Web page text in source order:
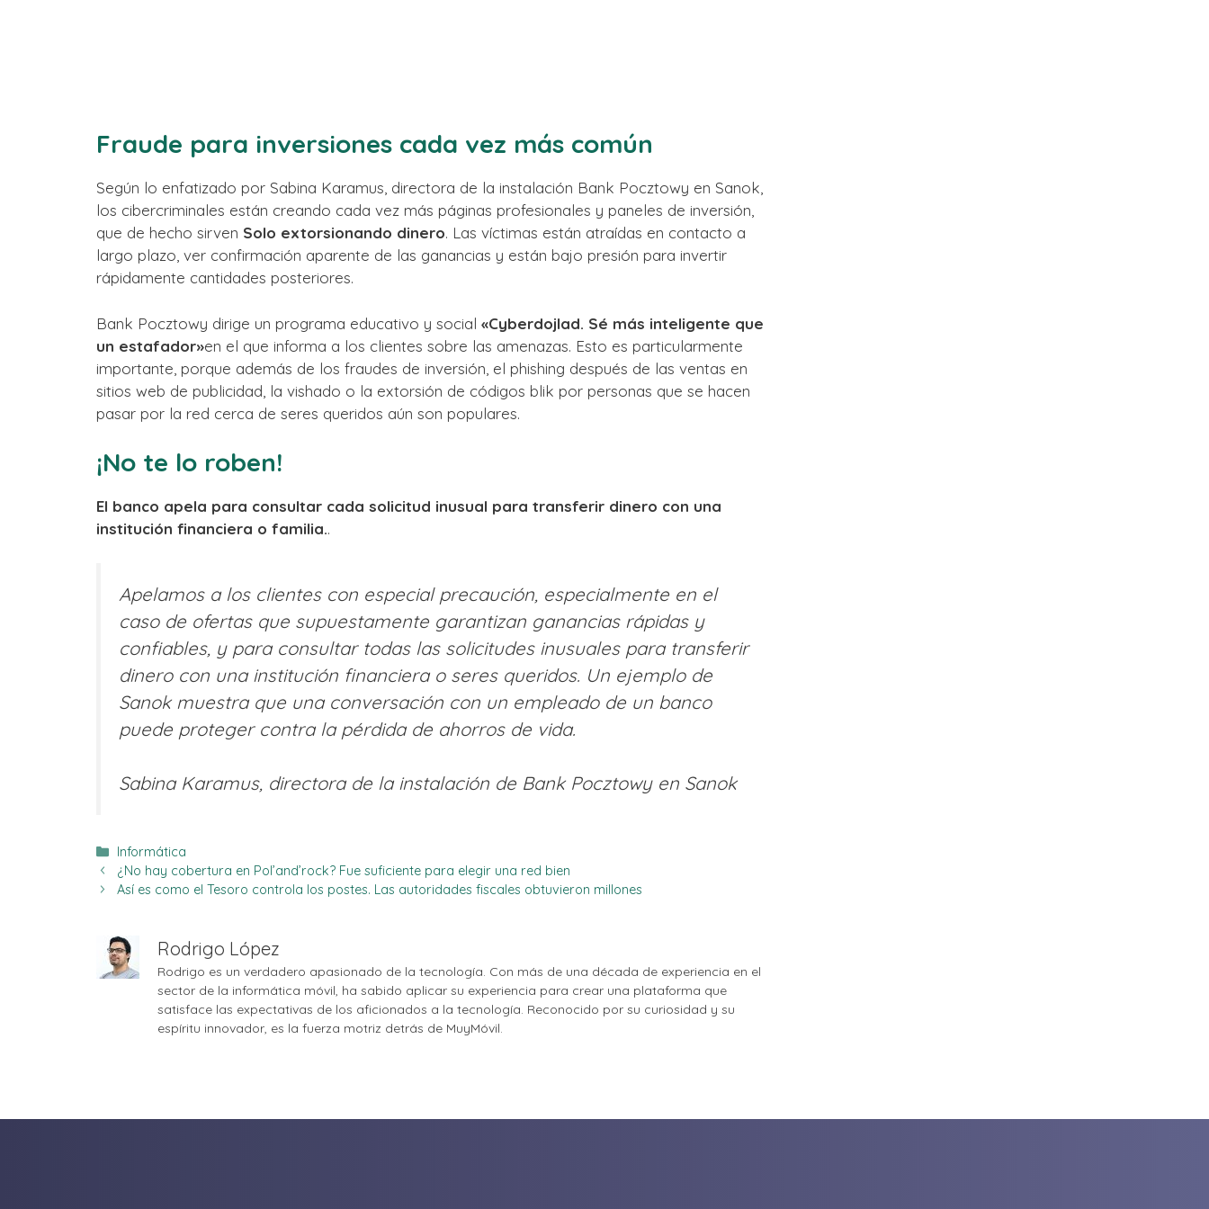
Fraude para inversiones cada vez más común
Según lo enfatizado por Sabina Karamus, directora de la instalación Bank Pocztowy en Sanok,
los cibercriminales están creando cada vez más páginas profesionales y paneles de inversión,
que de hecho sirven Solo extorsionando dinero. Las víctimas están atraídas en contacto a
largo plazo, ver confirmación aparente de las ganancias y están bajo presión para invertir
rápidamente cantidades posteriores.
Bank Pocztowy dirige un programa educativo y social «Cyberdojlad. Sé más inteligente que
un estafador»en el que informa a los clientes sobre las amenazas. Esto es particularmente
importante, porque además de los fraudes de inversión, el phishing después de las ventas en
sitios web de publicidad, la vishado o la extorsión de códigos blik por personas que se hacen
pasar por la red cerca de seres queridos aún son populares.
¡No te lo roben!
El banco apela para consultar cada solicitud inusual para transferir dinero con una
institución financiera o familia..
Apelamos a los clientes con especial precaución, especialmente en el
caso de ofertas que supuestamente garantizan ganancias rápidas y
confiables, y para consultar todas las solicitudes inusuales para transferir
dinero con una institución financiera o seres queridos. Un ejemplo de
Sanok muestra que una conversación con un empleado de un banco
puede proteger contra la pérdida de ahorros de vida.
Sabina Karamus, directora de la instalación de Bank Pocztowy en Sanok
Categorías
Informática
¿No hay cobertura en Pol’and’rock? Fue suficiente para elegir una red bien
Así es como el Tesoro controla los postes. Las autoridades fiscales obtuvieron millones
Rodrigo López
Rodrigo es un verdadero apasionado de la tecnología. Con más de una década de experiencia en el
sector de la informática móvil, ha sabido aplicar su experiencia para crear una plataforma que
satisface las expectativas de los aficionados a la tecnología. Reconocido por su curiosidad y su
espíritu innovador, es la fuerza motriz detrás de MuyMóvil.